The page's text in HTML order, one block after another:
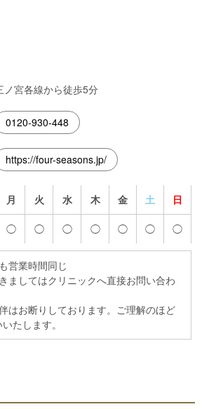
ノ宮各線から徒歩5分
0120-930-448
https://four-seasons.jp/
月 火 水 木 金 土 日
◯ ◯ ◯ ◯ ◯ ◯ ◯
営業時間同じ
ましてはクリニックへ直接お問い合わ
はお断りしております。ご理解のほど
たします。